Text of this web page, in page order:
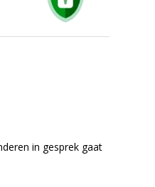
in gesprek gaat